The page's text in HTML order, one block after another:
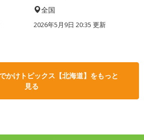
全国
2026年5月9日 20:35 更新
かけトピックス【北海道】をもっと
見る